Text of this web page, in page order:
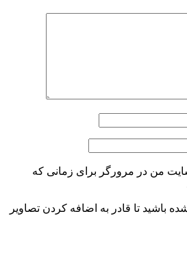
من در مرورگر برای زمانی که
باشید تا قادر به اضافه کردن تصاویر